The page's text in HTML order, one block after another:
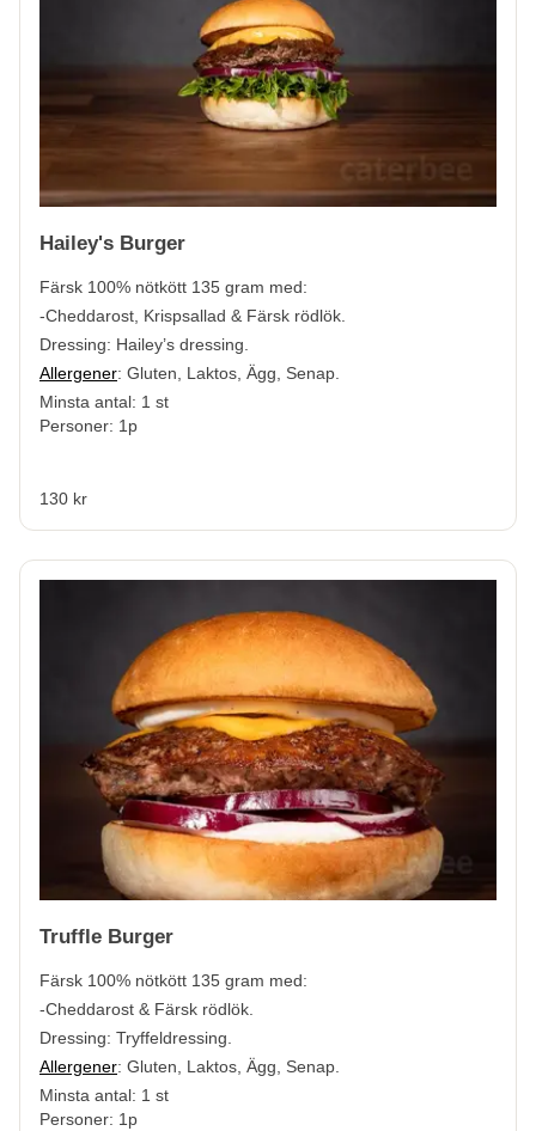
Hailey's Burger
Färsk 100% nötkött 135 gram med:
-Cheddarost, Krispsallad & Färsk rödlök.
Dressing: Hailey’s dressing.
Allergener: Gluten, Laktos, Ägg, Senap.
Minsta antal: 1 st
Personer: 1p
130 kr
Truffle Burger
Färsk 100% nötkött 135 gram med:
-Cheddarost & Färsk rödlök.
Dressing: Tryffeldressing.
Allergener: Gluten, Laktos, Ägg, Senap.
Minsta antal: 1 st
Personer: 1p